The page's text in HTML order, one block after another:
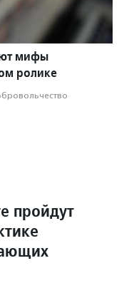
мифы
ролике
пройдут